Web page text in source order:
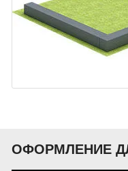
ОФОРМЛЕНИЕ